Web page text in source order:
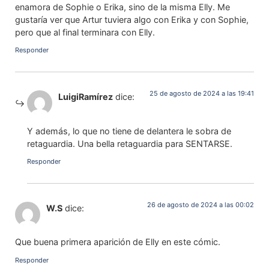
enamora de Sophie o Erika, sino de la misma Elly. Me
gustaría ver que Artur tuviera algo con Erika y con Sophie,
pero que al final terminara con Elly.
Responder
LuigiRamírez dice: 25 de agosto de 2024 a las 19:41
Y además, lo que no tiene de delantera le sobra de
retaguardia. Una bella retaguardia para SENTARSE.
Responder
W.S dice: 26 de agosto de 2024 a las 00:02
Que buena primera aparición de Elly en este cómic.
Responder